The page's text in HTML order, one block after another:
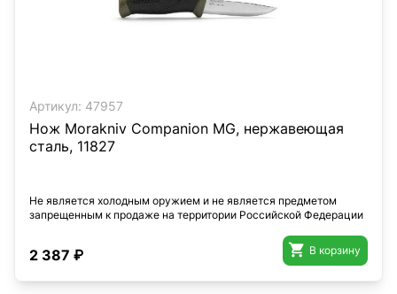
Артикул: 47957
Нож Morakniv Companion MG, нержавеющая
сталь, 11827
Не является холодным оружием и не является предметом
запрещенным к продаже на территории Российской Федерации
2 387 ₽  В корзину